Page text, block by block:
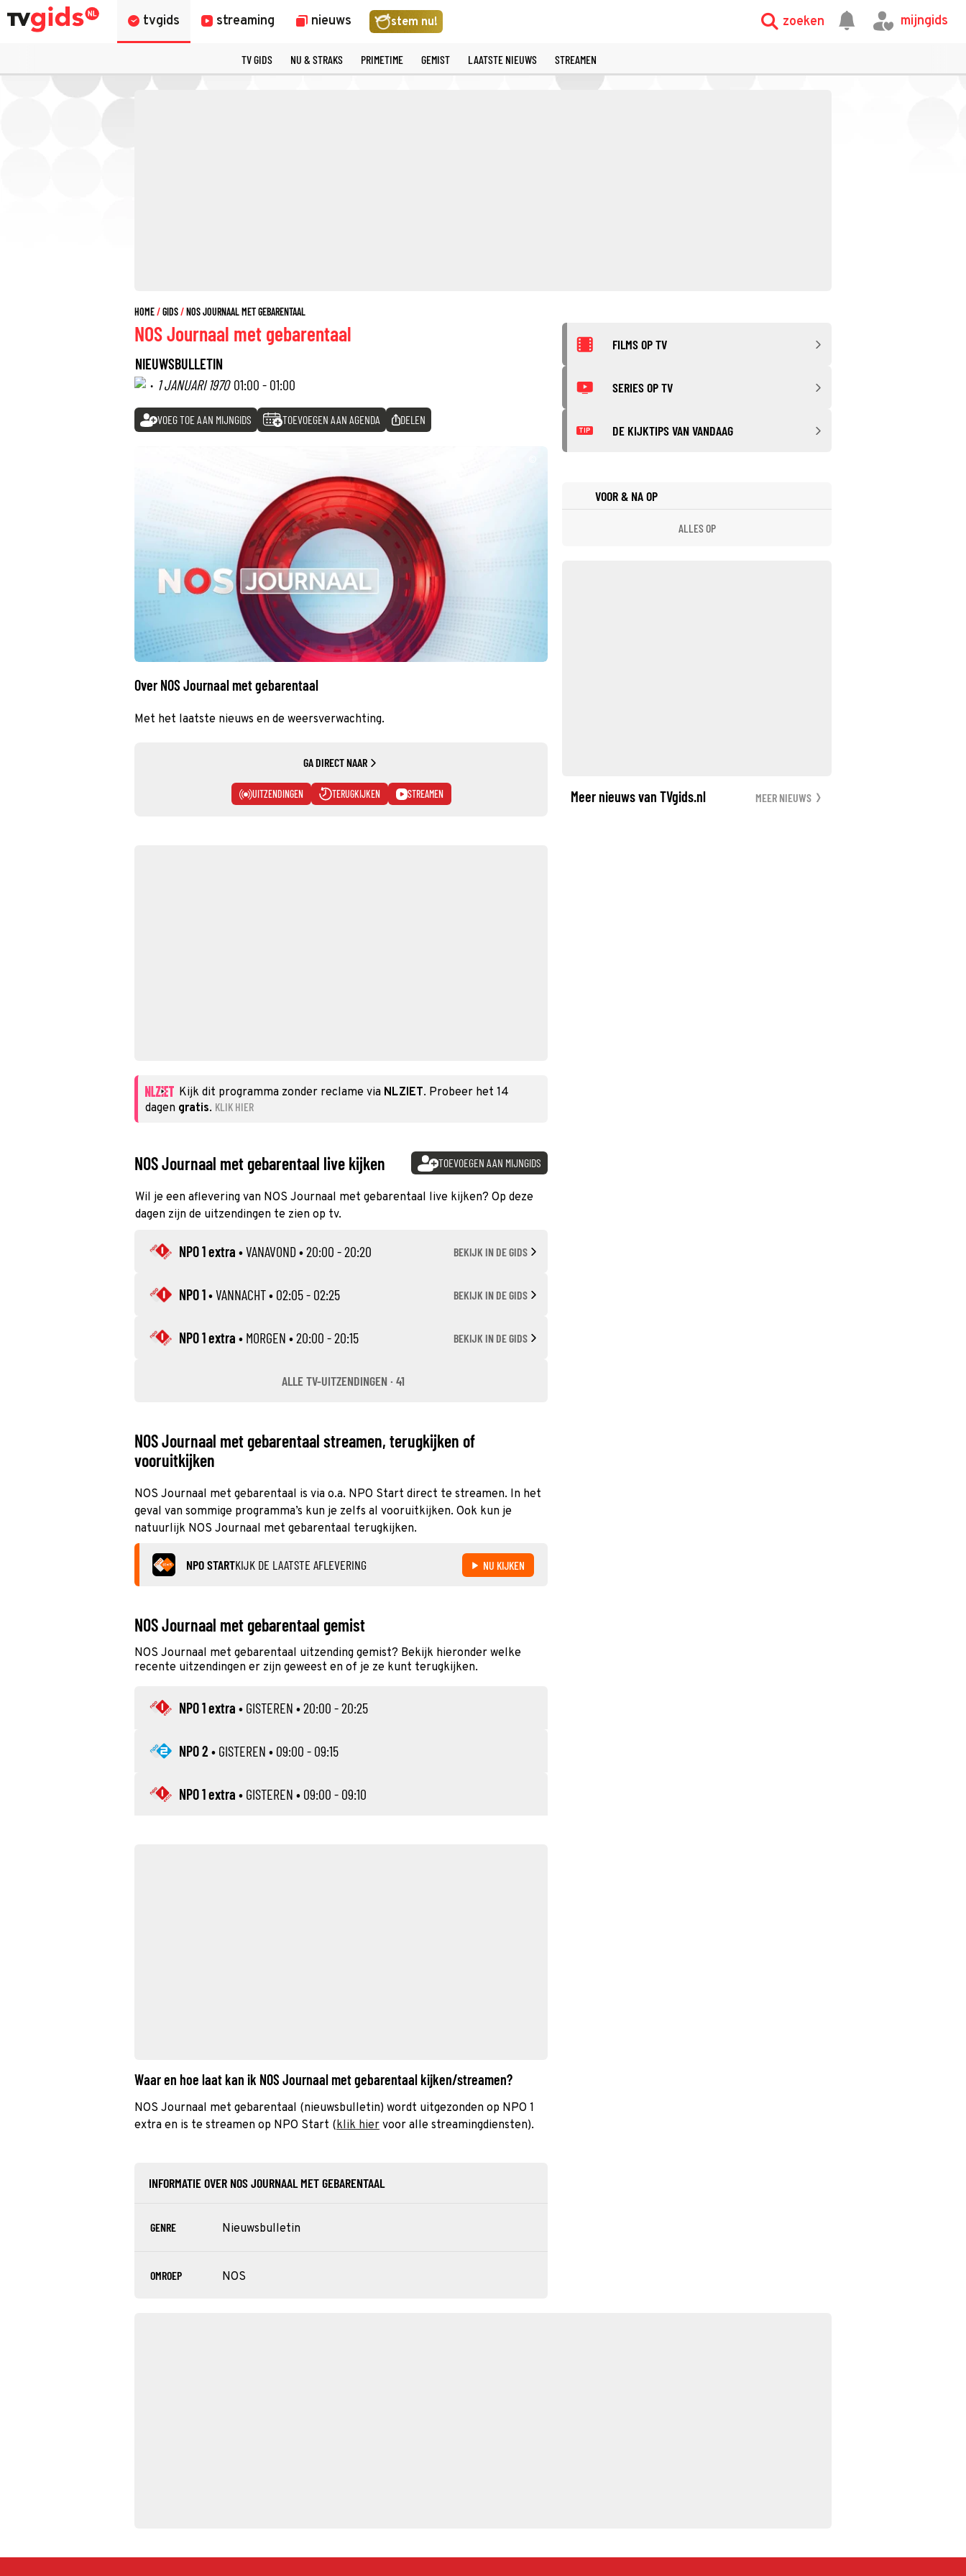
tvgids streaming nieuws stem nu! zoeken mijngids
TV GIDS NU & STRAKS PRIMETIME GEMIST LAATSTE NIEUWS STREAMEN
HOME GIDS NOS JOURNAAL MET GEBARENTAAL
NOS Journaal met gebarentaal
NIEUWSBULLETIN
· 1 JANUARI 1970 01:00 - 01:00
VOEG TOE AAN MIJNGIDS TOEVOEGEN AAN AGENDA DELEN
Over NOS Journaal met gebarentaal
Met het laatste nieuws en de weersverwachting.
GA DIRECT NAAR
UITZENDINGEN TERUGKIJKEN STREAMEN
Kijk dit programma zonder reclame via NLZIET. Probeer het 14
dagen gratis. KLIK HIER
NOS Journaal met gebarentaal live kijken TOEVOEGEN AAN MIJNGIDS
Wil je een aflevering van NOS Journaal met gebarentaal live kijken? Op deze
dagen zijn de uitzendingen te zien op tv.
NPO 1 extra •VANAVOND • 20:00 - 20:20 BEKIJK IN DE GIDS
NPO 1•VANNACHT• 02:05 - 02:25 BEKIJK IN DE GIDS
NPO 1 extra • MORGEN • 20:00 - 20:15 BEKIJK IN DE GIDS
ALLE TV-UITZENDINGEN · 41
NOS Journaal met gebarentaal streamen, terugkijken of
vooruitkijken
NOS Journaal met gebarentaal is via o.a. NPO Start direct te streamen. In het
geval van sommige programma’s kun je zelfs al vooruitkijken. Ook kun je
natuurlijk NOS Journaal met gebarentaal terugkijken.
NPO STARTKIJK DE LAATSTE AFLEVERING NU KIJKEN
NOS Journaal met gebarentaal gemist
NOS Journaal met gebarentaal uitzending gemist? Bekijk hieronder welke
recente uitzendingen er zijn geweest en of je ze kunt terugkijken.
NPO 1 extra • GISTEREN • 20:00 - 20:25
NPO 2 • GISTEREN • 09:00 - 09:15
NPO 1 extra • GISTEREN • 09:00 - 09:10
Waar en hoe laat kan ik NOS Journaal met gebarentaal kijken/streamen?
NOS Journaal met gebarentaal (nieuwsbulletin) wordt uitgezonden op NPO 1
extra en is te streamen op NPO Start (klik hier voor alle streamingdiensten).
INFORMATIE OVER NOS JOURNAAL MET GEBARENTAAL
GENRE Nieuwsbulletin
OMROEP NOS
FILMS OP TV
SERIES OP TV
TIP DE KIJKTIPS VAN VANDAAG
VOOR & NA OP
ALLES OP
Meer nieuws van TVgids.nl MEER NIEUWS